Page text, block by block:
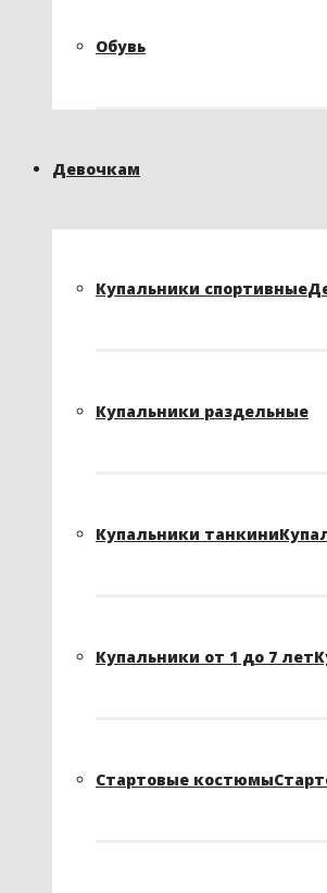
Обувь
Девочкам
Купальники спортивные
Купальники раздельные
Купальники танкини
Купальники от 1 до 7 лет
Стартовые костюмы